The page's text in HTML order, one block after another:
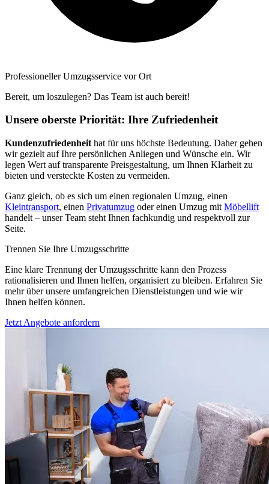
Professioneller Umzugsservice vor Ort
Bereit, um loszulegen? Das Team ist auch bereit!
Unsere oberste Priorität: Ihre Zufriedenheit
Kundenzufriedenheit hat für uns höchste Bedeutung. Daher gehen
wir gezielt auf Ihre persönlichen Anliegen und Wünsche ein. Wir
legen Wert auf transparente Preisgestaltung, um Ihnen Klarheit zu
bieten und versteckte Kosten zu vermeiden.
Ganz gleich, ob es sich um einen regionalen Umzug, einen
Kleintransport, einen Privatumzug oder einen Umzug mit Möbellift
handelt – unser Team steht Ihnen fachkundig und respektvoll zur
Seite.
Trennen Sie Ihre Umzugsschritte
Eine klare Trennung der Umzugsschritte kann den Prozess
rationalisieren und Ihnen helfen, organisiert zu bleiben. Erfahren Sie
mehr über unsere umfangreichen Dienstleistungen und wie wir
Ihnen helfen können.
Jetzt Angebote anfordern